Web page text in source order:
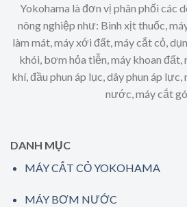
Yokohama là đơn vị phân phối các
nông nghiệp như: Bình xịt thuốc,
làm mát, máy xới đất, máy cắt cỏ,
khói, bơm hỏa tiễn, máy khoan đất,
khí, đầu phun áp lục, dây phun áp
nước, máy cắt
DANH MỤC
MÁY CẮT CỎ YOKOHAMA
MÁY BƠM NƯỚC